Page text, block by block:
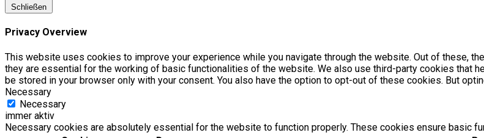
Schließen
Privacy Overview
This website uses cookies to improve your experience while you navigate through the website. Out of these,
they are essential for the working of basic functionalities of the website. We also use third-party cookies that
be stored in your browser only with your consent. You also have the option to opt-out of these cookies. But
Necessary
Necessary
immer aktiv
Necessary cookies are absolutely essential for the website to function properly. These cookies ensure basic